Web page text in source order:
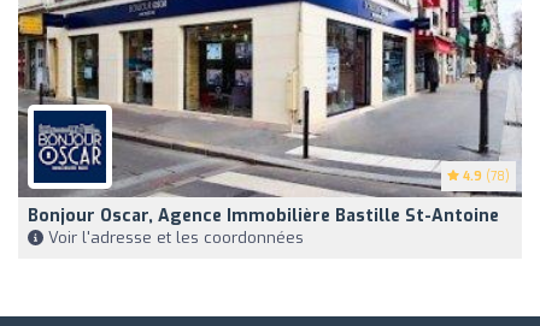
4.9 (78)
Bonjour Oscar, Agence Immobilière Bastille St-Antoine
Voir l'adresse et les coordonnées